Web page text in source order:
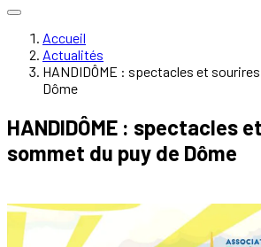
Accueil
Actualités
HANDIDÔME : spectacles et
Dôme
HANDIDÔME : spectacles
sommet du puy de Dôme